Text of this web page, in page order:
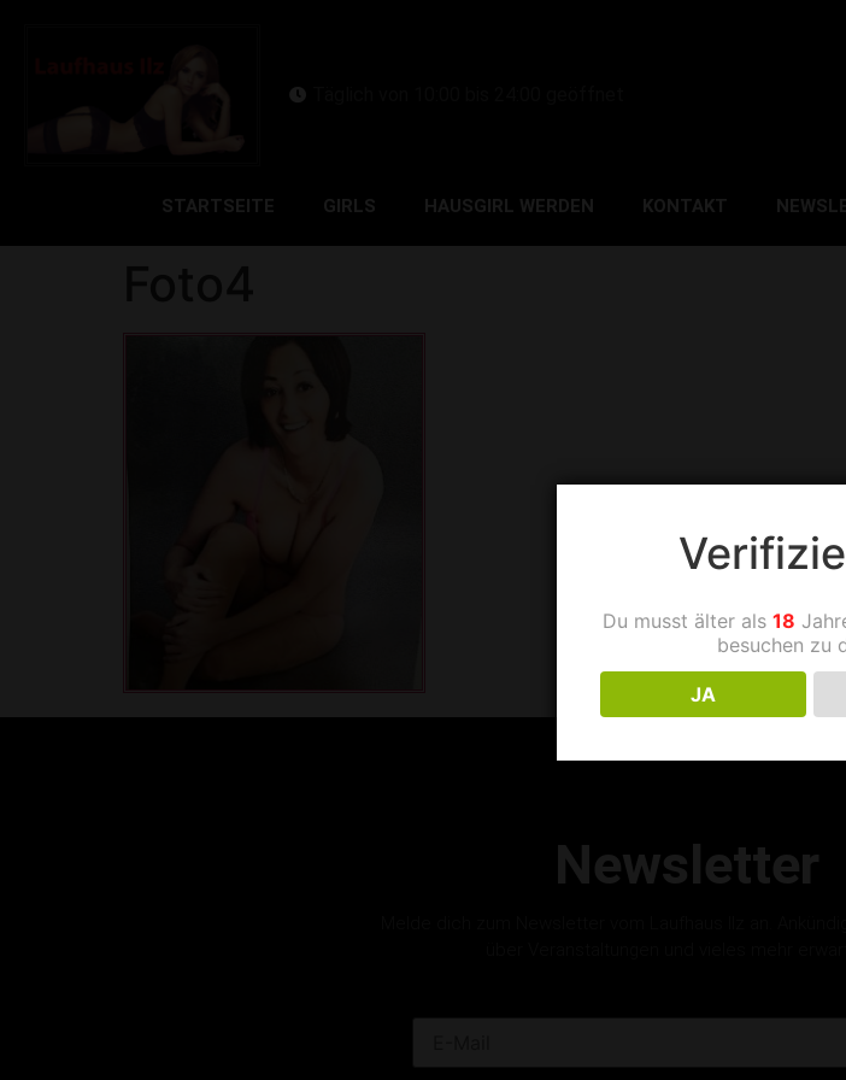
STARTSEITE GIRLS HAUSGIRL WERDEN KONTAKT
Newsletter
Du musst älter als 18
besuchen zu
JA